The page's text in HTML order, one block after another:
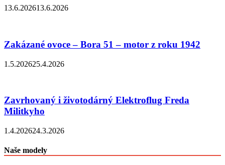
13.6.202613.6.2026
Zakázané ovoce – Bora 51 – motor z roku 1942
1.5.202625.4.2026
Zavrhovaný i životodárný Elektroflug Freda
Militkyho
1.4.202624.3.2026
Naše modely